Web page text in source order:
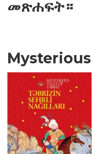
መጽሐፍት።